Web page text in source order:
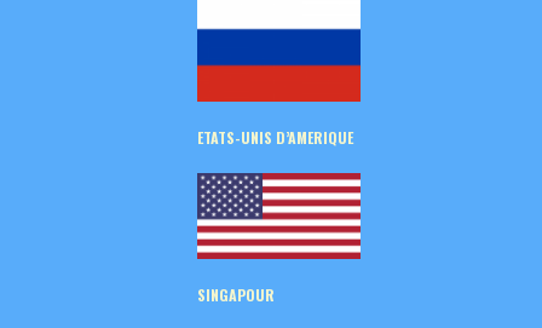
ETATS-UNIS D’AMERIQUE
SINGAPOUR